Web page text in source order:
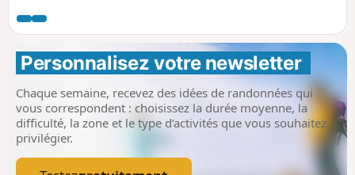
certaines portions.
Personnalisez votre newsletter
Chaque semaine, recevez des idées de randonnées qui
vous correspondent : choisissez la durée moyenne, la
difficulté, la zone et le type d’activités que vous souhaitez
privilégier.